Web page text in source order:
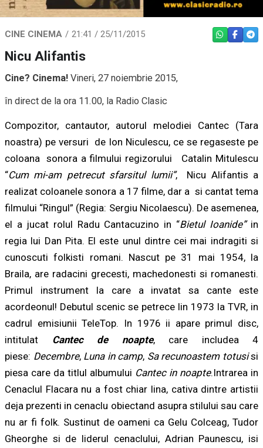
CINE CINEMA 21:41 / 25/11/2015 WHATSAPP
Nicu Alifantis
Cine? Cinema! Vineri, 27 noiembrie 2015,
în direct de la ora 11.00, la Radio Clasic
Compozitor, cantautor, autorul melodiei Cantec (Tara
noastra) pe versuri de Ion Niculescu, ce se regaseste pe
coloana
sonora a filmului regizorului
Catalin Mitulescu
“Cum mi-am petrecut sfarsitul lumii”,
Nicu Alifantis a
realizat coloanele sonora a 17 filme, dar a si cantat tema
filmului “Ringul” (Regia: Sergiu Nicolaescu). De asemenea,
el a jucat rolul Radu Cantacuzino in “Bietul Ioanide”in
regia lui Dan Pita. El este unul dintre cei mai indragiti si
cunoscuti folkisti romani. Nascut pe 31 mai 1954, la
Braila, are radacini grecesti, machedonesti si romanesti.
Primul instrument la care a invatat sa cante este
acordeonul! Debutul scenic se petrece lin 1973 la TVR, in
cadrul emisiunii TeleTop. In 1976 ii apare primul disc,
intitulat Cantec de noapte, care includea 4
piese: Decembre, Luna in camp, Sa recunoastem totusisi
piesa care da titlul albumului Cantec in noapte.Intrarea in
Cenaclul Flacara nu a fost chiar lina, cativa dintre artistii
deja prezenti in cenaclu obiectand asupra stilului sau care
nu ar fi folk. Sustinut de oameni ca Gelu Colceag, Tudor
Gheorghe si de liderul cenaclului, Adrian Paunescu, isi